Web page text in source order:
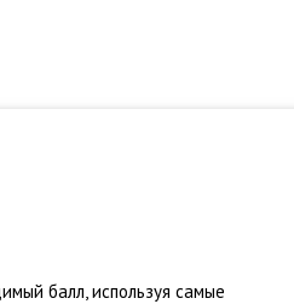
балл, используя самые